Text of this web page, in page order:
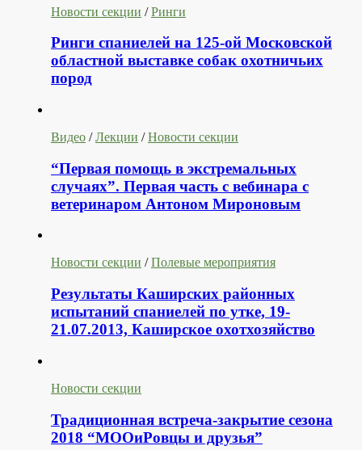
Новости секции /Ринги
Ринги спаниелей на 125-ой Московской
областной выставке собак охотничьих
пород
Видео /Лекции /Новости секции
“Первая помощь в экстремальных
случаях”. Первая часть с вебинара с
ветеринаром Антоном Мироновым
Новости секции /Полевые мероприятия
Результаты Каширских районных
испытаний спаниелей по утке, 19-
21.07.2013, Каширское охотхозяйство
Новости секции
Традиционная встреча-закрытие сезона
2018 “МООиРовцы и друзья”